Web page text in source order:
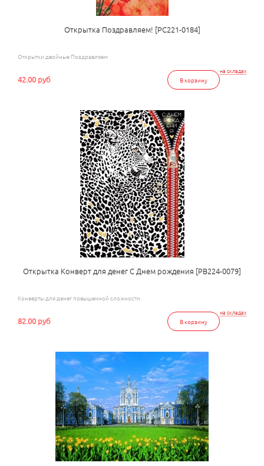
Открытка Поздравляем! [РС221-0184]
Открытки двойные Поздравляем
на складах
В корзину
42.00 руб
Открытка Конверт для денег С Днем рождения [РВ224-0079]
Конверты для денег повышенной сложности
на складах
В корзину
82.00 руб